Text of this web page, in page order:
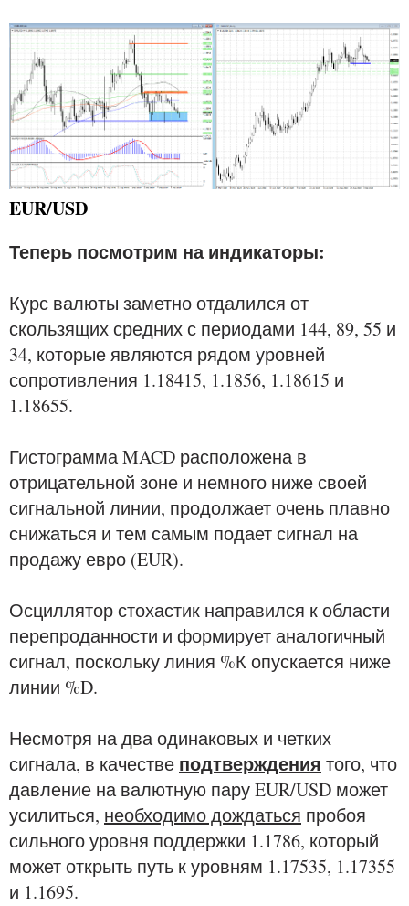
EUR/USD
Теперь посмотрим на индикаторы:
Курс валюты заметно отдалился от
скользящих средних с периодами 144, 89, 55 и
34, которые являются рядом уровней
сопротивления 1.18415, 1.1856, 1.18615 и
1.18655.
Гистограмма MACD расположена в
отрицательной зоне и немного ниже своей
сигнальной линии, продолжает очень плавно
снижаться и тем самым подает сигнал на
продажу евро (EUR).
Осциллятор стохастик направился к области
перепроданности и формирует аналогичный
сигнал, поскольку линия %К опускается ниже
линии %D.
Несмотря на два одинаковых и четких
сигнала, в качестве подтверждения того, что
давление на валютную пару EUR/USD может
усилиться, необходимо дождаться пробоя
сильного уровня поддержки 1.1786, который
может открыть путь к уровням 1.17535, 1.17355
и 1.1695.